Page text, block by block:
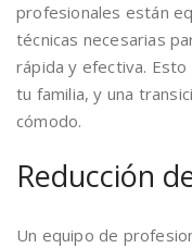
profesionales están
técnicas necesarias
rápida y efectiva.
tu familia, y una
cómodo.
Reducción
Un equipo de